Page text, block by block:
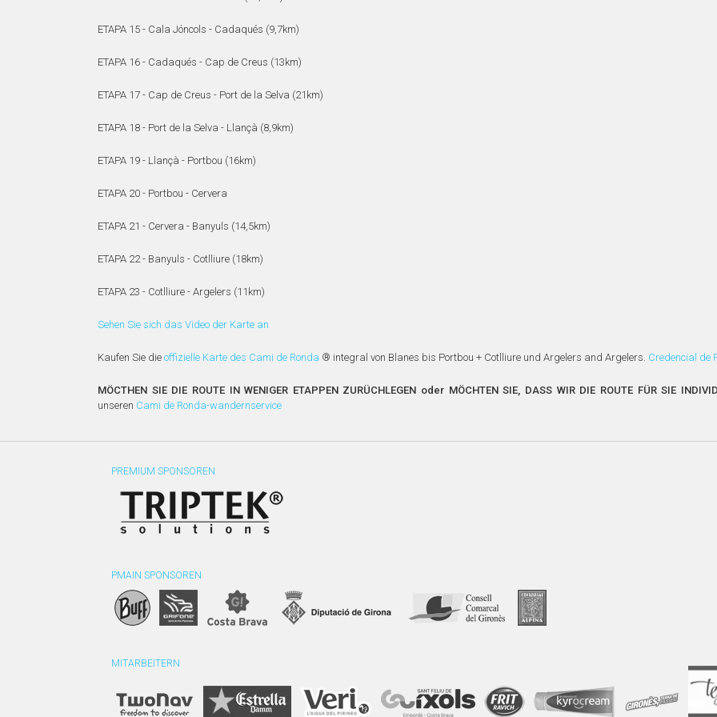
ETAPA 15 - Cala Jóncols - Cadaqués (9,7km)
ETAPA 16 - Cadaqués - Cap de Creus (13km)
ETAPA 17 - Cap de Creus - Port de la Selva (21km)
ETAPA 18 - Port de la Selva - Llançà (8,9km)
ETAPA 19 - Llançà - Portbou (16km)
ETAPA 20 - Portbou - Cervera
ETAPA 21 - Cervera - Banyuls (14,5km)
ETAPA 22 - Banyuls - Cotlliure (18km)
ETAPA 23 - Cotlliure - Argelers (11km)
Sehen Sie sich das Video der Karte an
Kaufen Sie die offizielle Karte des Cami de Ronda ® integral von Blanes bis Portbou + Cotlliure und Argelers and Argelers. Credencial de
MÖCTHEN SIE DIE ROUTE IN WENIGER ETAPPEN ZURÜCHLEGEN oder MÖCHTEN SIE, DASS WIR DIE ROUTE FÜR SIE
unseren Cami de Ronda-wandernservice
PREMIUM SPONSOREN
PMAIN SPONSOREN
MITARBEITERN